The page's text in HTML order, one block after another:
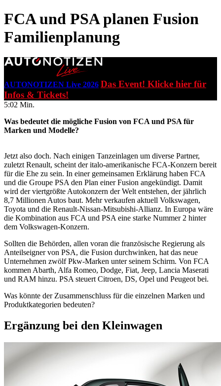
FCA und PSA planen Fusion
Familienplanung
AUTONOTIZEN Live 2026 Das Event! Klicke hier für
Infos & Tickets!
5:02 Min.
Was bedeutet die mögliche Fusion von FCA und PSA für
Marken und Modelle?
Jetzt also doch. Nach einigen Tanzeinlagen um diverse Partner,
zuletzt Renault, scheint der italo-amerikanische FCA-Konzern bereit
für die Ehe zu sein. In einer gemeinsamen Erklärung haben FCA
und die Groupe PSA den Plan einer Fusion angekündigt. Damit
wird der viertgrößte Autokonzern der Welt entstehen, der jährlich
8,7 Millionen Autos baut. Mehr verkaufen aktuell Volkswagen,
Toyota und die Renault-Nissan-Mitsubishi-Allianz. In Europa wäre
die Kombination aus FCA und PSA eine starke Nummer 2 hinter
dem Volkswagen-Konzern.
Sollten die Behörden, allen voran die französische Regierung als
Anteilseigner von PSA, die Fusion durchwinken, hat das neue
Unternehmen zwölf Pkw-Marken unter seinem Schirm. Von FCA
kommen Abarth, Alfa Romeo, Dodge, Fiat, Jeep, Lancia Maserati
und RAM hinzu. PSA steuert Citroen, DS, Opel und Peugeot bei.
Was könnte der Zusammenschluss für die einzelnen Marken und
Produktkategorien bedeuten?
Ergänzung bei den Kleinwagen